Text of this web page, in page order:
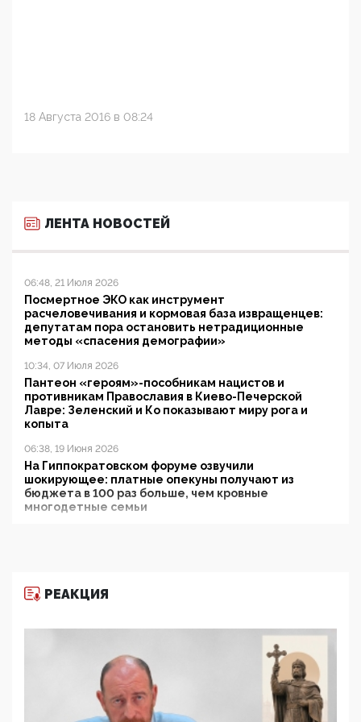
18 Августа 2016 в 08:24
ЛЕНТА НОВОСТЕЙ
06:48, 21 Июля 2026
Посмертное ЭКО как инструмент
расчеловечивания и кормовая база извращенцев:
депутатам пора остановить нетрадиционные
методы «спасения демографии»
10:34, 07 Июля 2026
Пантеон «героям»-пособникам нацистов и
противникам Православия в Киево-Печерской
Лавре: Зеленский и Ко показывают миру рога и
копыта
06:38, 19 Июня 2026
На Гиппократовском форуме озвучили
шокирующее: платные опекуны получают из
бюджета в 100 раз больше, чем кровные
многодетные семьи
11:53, 09 Июня 2026
деятельность ИИТО ЮНЕСКО в России, но
цифроглобалисты продолжают определять
повестку в образовании
09:43, 01 Июня 2026
5G за счет здоровья граждан: Минцифры намерено
отобрать у регионов и муниципалитетов право
РЕАКЦИЯ